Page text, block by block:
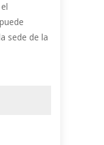
sede de la